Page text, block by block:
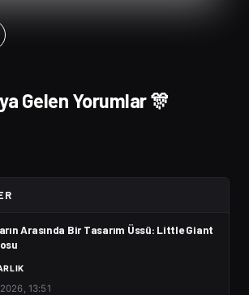
Gelen Yorumlar 🎊
Arasında Bir Tasarım Üssü: Little Giant
13:51